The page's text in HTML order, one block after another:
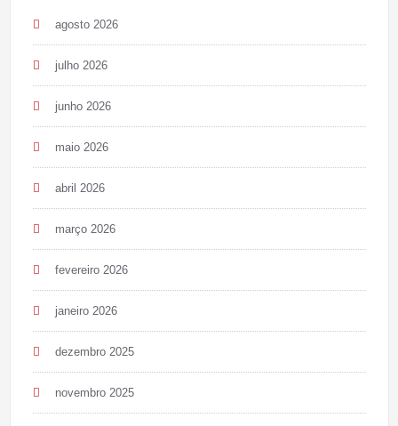
agosto 2026
julho 2026
junho 2026
maio 2026
abril 2026
março 2026
fevereiro 2026
janeiro 2026
dezembro 2025
novembro 2025